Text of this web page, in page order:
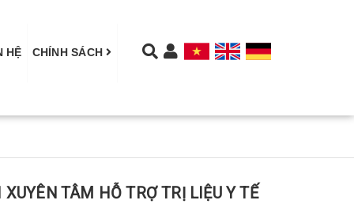
HỆ CHÍNH SÁCH
TÂM HỖ TRỢ TRỊ LIỆU Y TẾ